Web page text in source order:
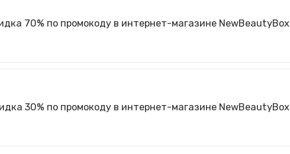
70% по промокоду в интернет-магазине NewBeautyBox
30% по промокоду в интернет-магазине NewBeautyBox